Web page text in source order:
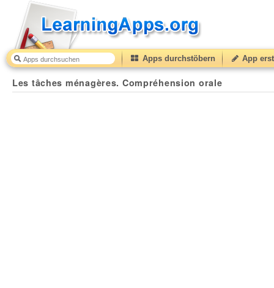
Apps durchstöbern App
Les tâches ménagères. Compréhension orale